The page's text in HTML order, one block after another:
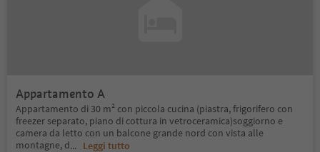
Appartamento A
Appartamento di 30 m² con piccola cucina (piastra, frigorifero con
freezer separato, piano di cottura in vetroceramica)soggiorno e
camera da letto con un balcone grande nord con vista alle
montagne, d... Leggi tutto